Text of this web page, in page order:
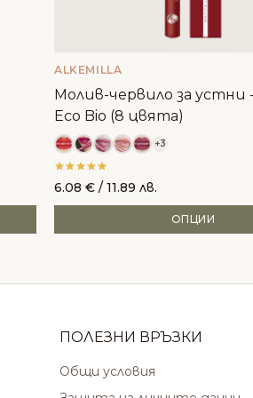
ALKEMILLA
Молив-червило за устни
Eco Bio (8 цвята)
+3
6.08 € / 11.89 лв.
ОПЦИИ
ПОЛЕЗНИ ВРЪЗКИ
Общи условия